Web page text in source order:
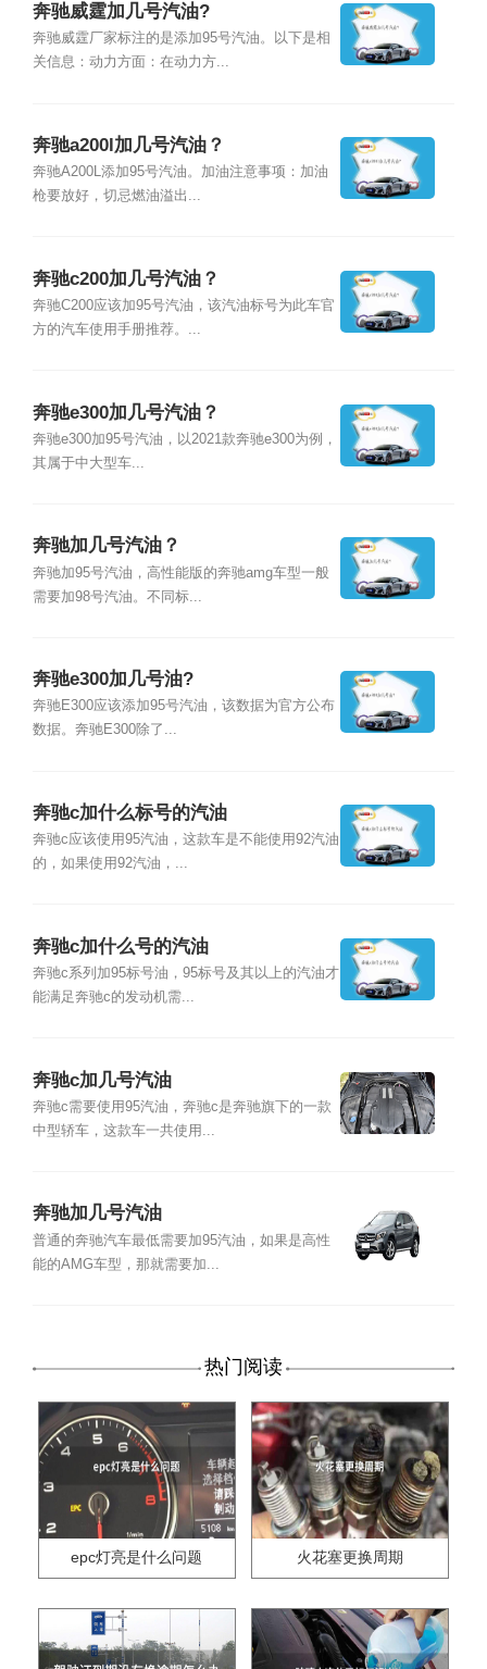
奔驰威霆加几号汽油?
奔驰威霆厂家标注的是添加95号汽油。以下是相
关信息：动力方面：在动力方...
奔驰a200l加几号汽油？
奔驰A200L添加95号汽油。加油注意事项：加油
枪要放好，切忌燃油溢出...
奔驰c200加几号汽油？
奔驰C200应该加95号汽油，该汽油标号为此车官
方的汽车使用手册推荐。...
奔驰e300加几号汽油？
奔驰e300加95号汽油，以2021款奔驰e300为例，
其属于中大型车...
奔驰加几号汽油？
奔驰加95号汽油，高性能版的奔驰amg车型一般
需要加98号汽油。不同标...
奔驰e300加几号油?
奔驰E300应该添加95号汽油，该数据为官方公布
数据。奔驰E300除了...
奔驰c加什么标号的汽油
奔驰c应该使用95汽油，这款车是不能使用92汽油
的，如果使用92汽油，...
奔驰c加什么号的汽油
奔驰c系列加95标号油，95标号及其以上的汽油才
能满足奔驰c的发动机需...
奔驰c加几号汽油
奔驰c需要使用95汽油，奔驰c是奔驰旗下的一款
中型轿车，这款车一共使用...
奔驰加几号汽油
普通的奔驰汽车最低需要加95汽油，如果是高性
能的AMG车型，那就需要加...
热门阅读
epc灯亮是什么问题 火花塞更换周期